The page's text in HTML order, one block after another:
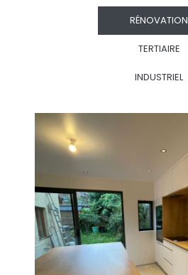
RÉNOVATION
TERTIAIRE
INDUSTRIEL